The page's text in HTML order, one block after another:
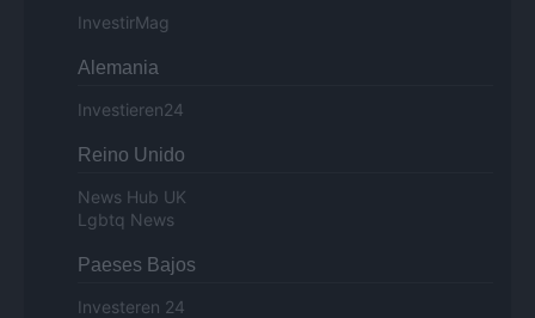
InvestirMag
Alemania
Investieren24
Reino Unido
News Hub UK
Lgbtq News
Paeses Bajos
Investeren 24